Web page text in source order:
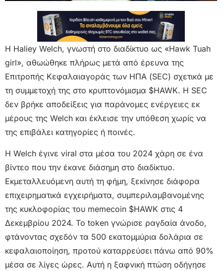
Η Haliey Welch, γνωστή στο διαδίκτυο ως «Hawk Tuah
girl», αθωώθηκε πλήρως μετά από έρευνα της
Επιτροπής Κεφαλαιαγοράς των ΗΠΑ (SEC) σχετικά με
τη συμμετοχή της στο κρυπτονόμισμα $HAWK. Η SEC
δεν βρήκε αποδείξεις για παράνομες ενέργειες εκ
μέρους της Welch και έκλεισε την υπόθεση χωρίς να
της επιβάλει κατηγορίες ή ποινές.
Η Welch έγινε viral στα μέσα του 2024 χάρη σε ένα
βίντεο που την έκανε διάσημη στο διαδίκτυο.
Εκμεταλλευόμενη αυτή τη φήμη, ξεκίνησε διάφορα
επιχειρηματικά εγχειρήματα, συμπεριλαμβανομένης
της κυκλοφορίας του memecoin $HAWK στις 4
Δεκεμβρίου 2024. Το token γνώρισε ραγδαία άνοδο,
φτάνοντας σχεδόν τα 500 εκατομμύρια δολάρια σε
κεφαλαιοποίηση, προτού καταρρεύσει πάνω από 90%
μέσα σε λίγες ώρες. Αυτή η ξαφνική πτώση οδήγησε